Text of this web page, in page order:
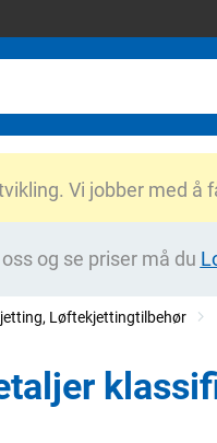
Vi jobber med å
og se priser må du
Løftekjettingtilbehør